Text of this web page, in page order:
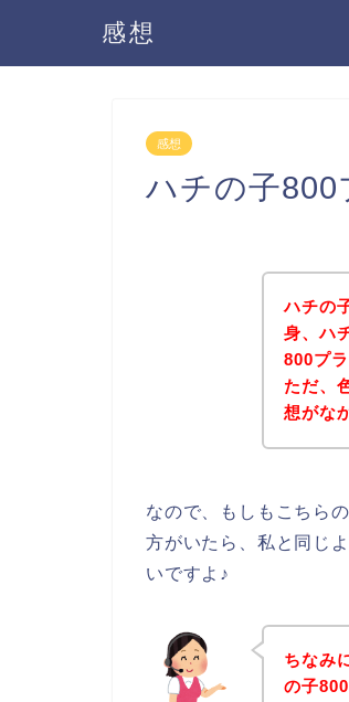
感想
感想
ハチの子800
ハチの
身、ハ
800プ
ただ、
想がな
なので、もしもこちら
方がいたら、私と同じ
いですよ♪
ちなみ
の子